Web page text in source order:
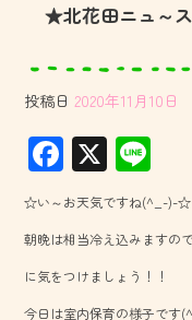
★北花田ニュ～
投稿日 2020年11月10日
F
ac
e
b
o
X
ne
☆い～お天気ですね(^_-)-☆
朝晩は相当冷え込みますの
に気をつけましょう！！
今日は室内保育の様子です